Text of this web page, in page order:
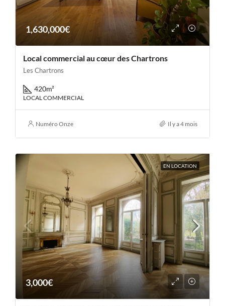
1,630,000€
Local commercial au cœur des Chartrons
Les Chartrons
420m²
LOCAL COMMERCIAL
Numéro Onze Il y a 4 mois
EN LOCATION
3,000€